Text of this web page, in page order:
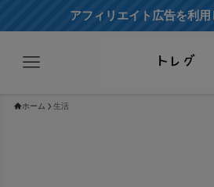
アフィリエイト広告を利用
ホーム 生活